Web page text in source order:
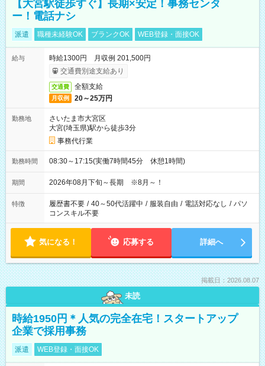
【大宮駅徒歩すぐ】長期×安定！事務センタ
ー！電話ナシ
派遣 職種未経験OK ブランクOK WEB登録・面接OK
給与
時給1300円 月収例 201,500円
交通費別途支給あり
交通費 全額支給
月収例 20～25万円
勤務地
さいたま市大宮区
大宮(埼玉県)駅から徒歩3分
事務代行業
勤務時間 08:30～17:15(実働7時間45分 休憩1時間)
期間 2026年08月下旬～長期 ※8月～！
特徴 履歴書不要 / 40～50代活躍中 / 服装自由 / 電話対応なし / パソ
コンスキル不要
気になる！ 応募する 詳細へ
掲載日：2026.08.07
未読
時給1950円＊人気の完全在宅！スタートアップ
企業で採用事務
派遣 WEB登録・面接OK